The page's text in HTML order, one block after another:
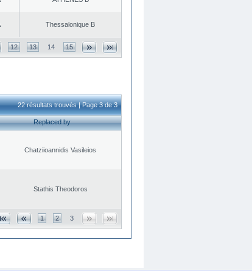
Thessalonique B
12 13 14 15
22 résultats trouvés | Page 3 de 3
Replaced by
Chatziioannidis Vasileios
Stathis Theodoros
1 2 3